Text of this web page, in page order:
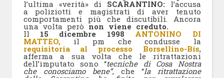
l’ultima «verità» di SCARANTINO: l’accusa
a poliziotti e magistrati di aver tenuto
comportamenti più che discutibili. Ancora
una volta però non viene creduto.
Il 15 dicembre 1998 ANTONINO DI
MATTEO, il pm che condusse la
requisitoria al processo Borsellino-Bis,
afferma a sua volta che le ritrattazioni
dell’imputato sono “tecniche di Cosa Nostra
che conosciamo bene”, che “la ritrattazione